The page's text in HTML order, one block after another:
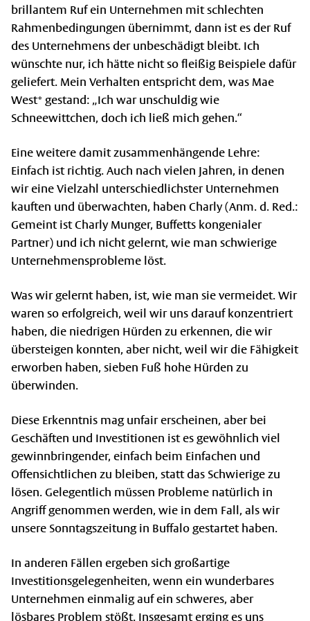
brillantem Ruf ein Unternehmen mit schlechten
Rahmenbedingungen übernimmt, dann ist es der Ruf
des Unternehmens der unbeschädigt bleibt. Ich
wünschte nur, ich hätte nicht so fleißig Beispiele dafür
geliefert. Mein Verhalten entspricht dem, was Mae
West* gestand: „Ich war unschuldig wie
Schneewittchen, doch ich ließ mich gehen.“
Eine weitere damit zusammenhängende Lehre:
Einfach ist richtig. Auch nach vielen Jahren, in denen
wir eine Vielzahl unterschiedlichster Unternehmen
kauften und überwachten, haben Charly (Anm. d. Red.:
Gemeint ist Charly Munger, Buffetts kongenialer
Partner) und ich nicht gelernt, wie man schwierige
Unternehmensprobleme löst.
Was wir gelernt haben, ist, wie man sie vermeidet. Wir
waren so erfolgreich, weil wir uns darauf konzentriert
haben, die niedrigen Hürden zu erkennen, die wir
übersteigen konnten, aber nicht, weil wir die Fähigkeit
erworben haben, sieben Fuß hohe Hürden zu
überwinden.
Diese Erkenntnis mag unfair erscheinen, aber bei
Geschäften und Investitionen ist es gewöhnlich viel
gewinnbringender, einfach beim Einfachen und
Offensichtlichen zu bleiben, statt das Schwierige zu
lösen. Gelegentlich müssen Probleme natürlich in
Angriff genommen werden, wie in dem Fall, als wir
unsere Sonntagszeitung in Buffalo gestartet haben.
In anderen Fällen ergeben sich großartige
Investitionsgelegenheiten, wenn ein wunderbares
Unternehmen einmalig auf ein schweres, aber
lösbares Problem stößt. Insgesamt erging es uns